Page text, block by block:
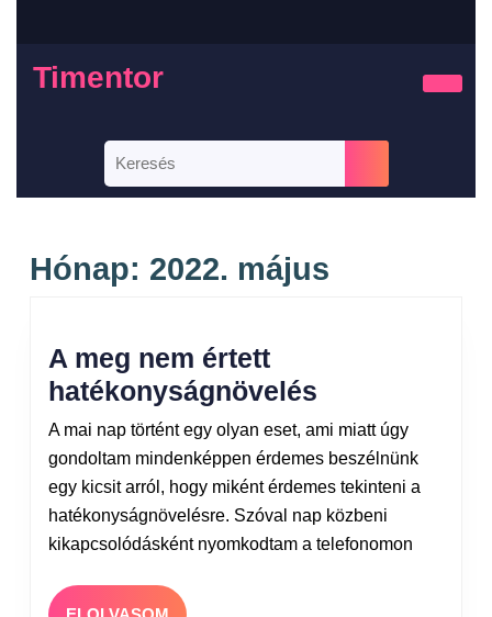
Timentor
Hónap: 2022. május
A meg nem értett
hatékonyságnövelés
A mai nap történt egy olyan eset, ami miatt úgy
gondoltam mindenképpen érdemes beszélnünk
egy kicsit arról, hogy miként érdemes tekinteni a
hatékonyságnövelésre. Szóval nap közbeni
kikapcsolódásként nyomkodtam a telefonomon